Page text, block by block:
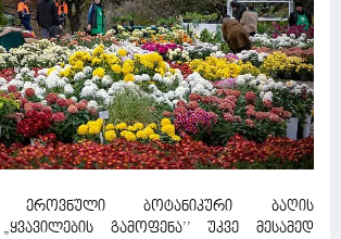
ეროვნული ბოტანიკური ბაღის
გამოფენა’’ უკვე მესამედ